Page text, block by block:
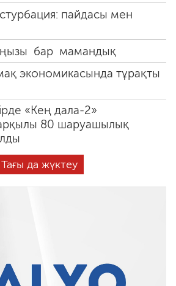
пайдасы мен
бар мамандық
экономикасында тұрақты
«Кең дала-2»
80 шаруашылық
Тағы да жүктеу